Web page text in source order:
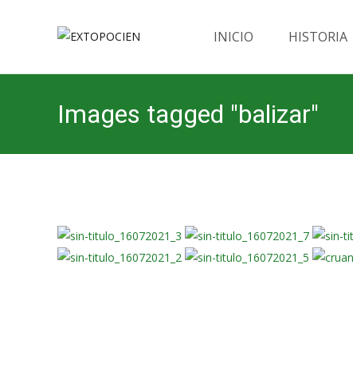
INICIO HISTORIA
Images tagged "balizar"